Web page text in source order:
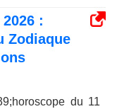
:
Zodiaque
du 11